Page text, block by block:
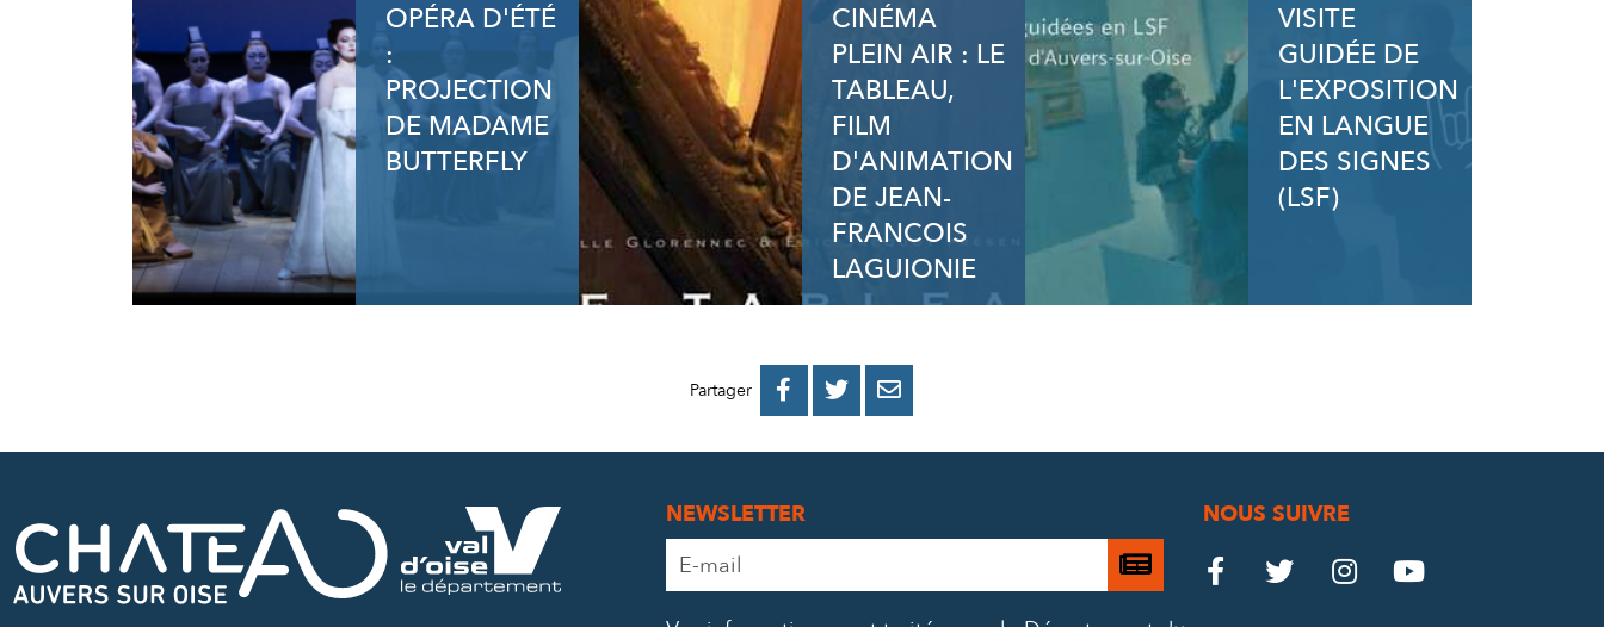
OPÉRA D'ÉTÉ
:
PROJECTION
DE MADAME
BUTTERFLY
CINÉMA
PLEIN AIR : LE
TABLEAU,
FILM
D'ANIMATION
DE JEAN-
FRANCOIS
LAGUIONIE
VISITE
GUIDÉE DE
L'EXPOSITION
EN LANGUE
DES SIGNES
(LSF)
Partager 
PARTAGER
PARTAGER
PARTAGER
NEWSLETTER
Adresse
e-
Je
m’abonne
NOUS SUIVRE
Le

Le

Le

Le
